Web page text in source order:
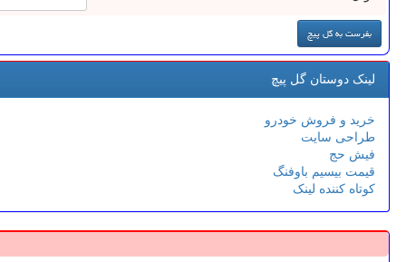
لینک دوستان گل پیچ
خرید و فروش خودرو
طراحی سایت
فیش حج
قیمت بیسیم باوفنگ
کوتاه کننده لینک